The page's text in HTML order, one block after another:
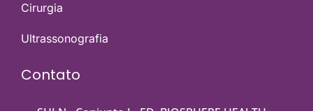
Cirurgia
Ultrassonografia
Contato